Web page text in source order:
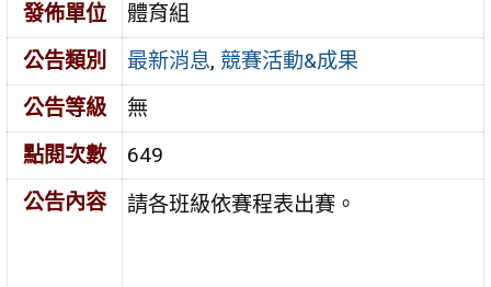
發佈單位
體育組
公告類別
最新消息, 競賽活動&成果
公告等級
無
點閱次數
649
公告內容
請各班級依賽程表出賽。